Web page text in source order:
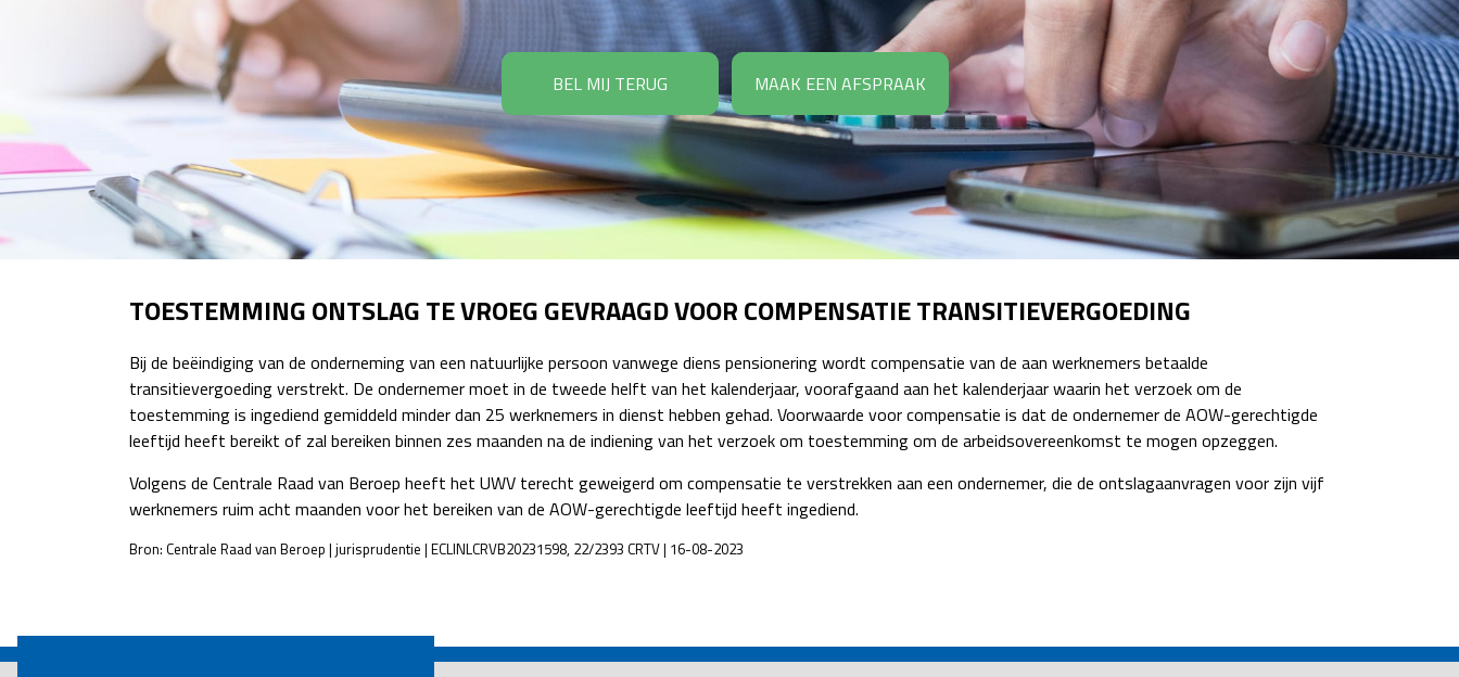
Arbeidsrechtelijke
Advisering
Salarisadministratie
Personeelsadministratie
Detachering
BEL MIJ TERUG MAAK EEN AFSPRAAK
TOESTEMMING ONTSLAG TE VROEG GEVRAAGD VOOR COMPENSATIE TRANSITIEVERGOEDING
Bij de beëindiging van de onderneming van een natuurlijke persoon vanwege diens pensionering wordt compensatie van de aan werknemers betaalde
transitievergoeding verstrekt. De ondernemer moet in de tweede helft van het kalenderjaar, voorafgaand aan het kalenderjaar waarin het verzoek om de
toestemming is ingediend gemiddeld minder dan 25 werknemers in dienst hebben gehad. Voorwaarde voor compensatie is dat de ondernemer de AOW-gerechtigde
leeftijd heeft bereikt of zal bereiken binnen zes maanden na de indiening van het verzoek om toestemming om de arbeidsovereenkomst te mogen opzeggen.
Volgens de Centrale Raad van Beroep heeft het UWV terecht geweigerd om compensatie te verstrekken aan een ondernemer, die de ontslagaanvragen voor zijn vijf
werknemers ruim acht maanden voor het bereiken van de AOW-gerechtigde leeftijd heeft ingediend.
Bron: Centrale Raad van Beroep | jurisprudentie | ECLINLCRVB20231598, 22/2393 CRTV | 16-08-2023
NAVIGATION